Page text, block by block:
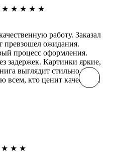
★ ★ ★ ★ ★
работу. Заказал
превзошел ожидания.
процесс оформления.
задержек. Картинки яркие,
выглядит стильно и
всем, кто ценит качество и
★ ★ ★